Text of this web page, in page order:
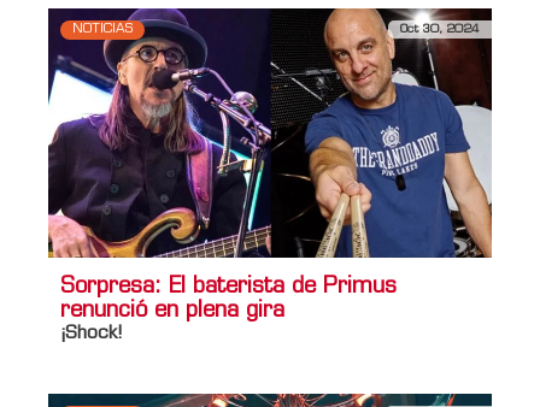
NOTICIAS Oct 30, 2024
Sorpresa: El baterista de Primus
renunció en plena gira
¡Shock!